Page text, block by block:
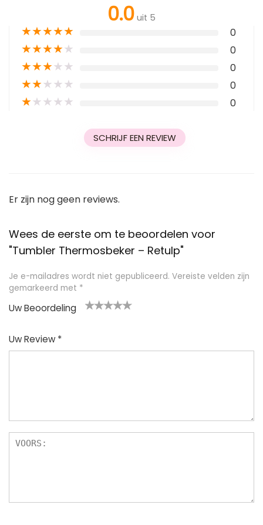
0.0 uit 5
★★★★★ 0
★★★★★ 0
★★★★★ 0
★★★★★ 0
★★★★★ 0
SCHRIJF EEN REVIEW
Er zijn nog geen reviews.
Wees de eerste om te beoordelen voor
"Tumbler Thermosbeker – Retulp"
Je e-mailadres wordt niet gepubliceerd. Vereiste velden zijn
gemarkeerd met *
Uw Beoordeling
Uw Review *